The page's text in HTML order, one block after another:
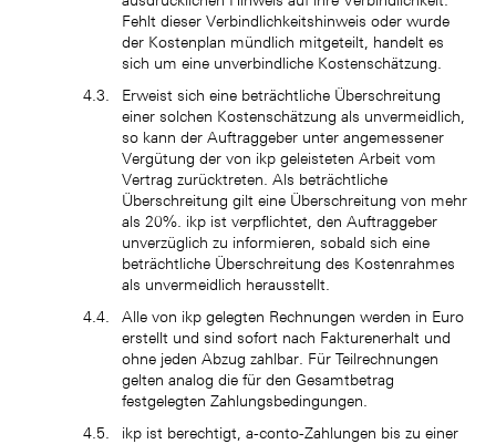
Fehlt dieser Verbindlichkeitshinweis oder wurde
der Kostenplan mündlich mitgeteilt, handelt es
sich um eine unverbindliche Kostenschätzung.
Erweist sich eine beträchtliche Überschreitung
einer solchen Kostenschätzung als unvermeidlich,
so kann der Auftraggeber unter angemessener
Vergütung der von ikp geleisteten Arbeit vom
Vertrag zurücktreten. Als beträchtliche
Überschreitung gilt eine Überschreitung von mehr
als 20%. ikp ist verpflichtet, den Auftraggeber
unverzüglich zu informieren, sobald sich eine
beträchtliche Überschreitung des Kostenrahmes
als unvermeidlich herausstellt.
Alle von ikp gelegten Rechnungen werden in Euro
erstellt und sind sofort nach Fakturenerhalt und
ohne jeden Abzug zahlbar. Für Teilrechnungen
gelten analog die für den Gesamtbetrag
festgelegten Zahlungsbedingungen.
ikp ist berechtigt, a-conto-Zahlungen bis zu einer